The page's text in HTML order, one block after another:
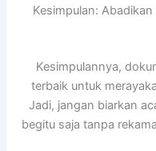
Kesimpulan:
Kesimpulannya,
terbaik untuk
Jadi, jangan biarkan
begitu saja tanpa